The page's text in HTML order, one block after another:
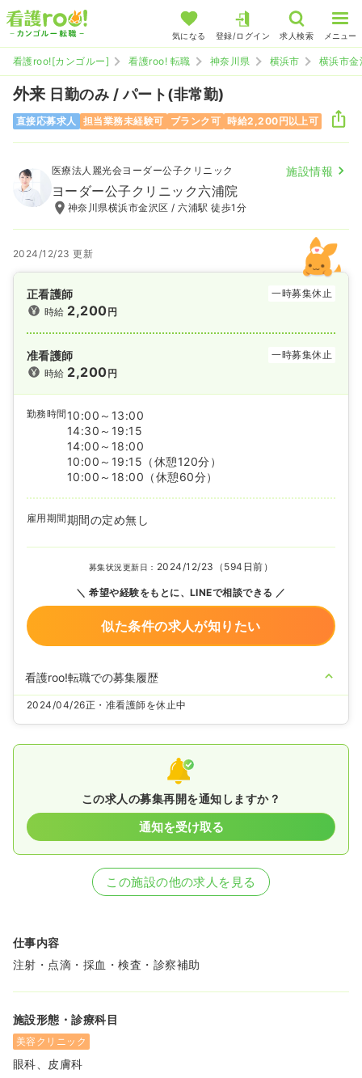
気になる 登録/ログイン 求人検索 メニュー
看護roo![カンゴルー] 看護roo! 転職 神奈川県 横浜市 横浜市金
外来 日勤のみ / パート(非常勤)
直接応募求人 担当業務未経験可 ブランク可 時給2,200円以上可
医療法人麗光会ヨーダー公子クリニック 施設情報
ヨーダー公子クリニック六浦院
神奈川県横浜市金沢区 / 六浦駅 徒歩1分
2024/12/23 更新
正看護師
一時募集休止
時給 2,200円
准看護師
一時募集休止
時給 2,200円
勤務時間 10:00～13:00
14:30～19:15
14:00～18:00
10:00～19:15 （休憩120分）
10:00～18:00 （休憩60分）
雇用期間期間の定め無し
募集状況更新日： 2024/12/23（594日前）
希望や経験をもとに、LINEで相談できる
似た条件の求人が知りたい
看護roo!転職での募集履歴
2024/04/26正・准看護師を休止中
この求人の募集再開を通知しますか？
通知を受け取る
この施設の他の求人を見る
仕事内容
注射・点滴・採血・検査・診察補助
施設形態・診療科目
美容クリニック
眼科、皮膚科